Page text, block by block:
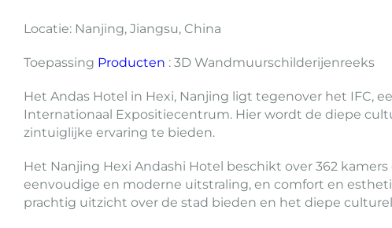
Locatie: Nanjing, Jiangsu, China
Toepassing Producten : 3D Wandmuurschilderijenreeks
Het Andas Hotel in Hexi, Nanjing ligt tegenover het IFC,
Internationaal Expositiecentrum. Hier wordt de diepe
zintuiglijke ervaring te bieden.
Het Nanjing Hexi Andashi Hotel beschikt over 362
eenvoudige en moderne uitstraling, en comfort en
prachtig uitzicht over de stad bieden en het diepe